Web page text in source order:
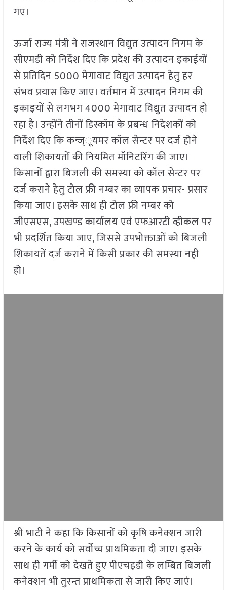
गए।
ऊर्जा राज्य मंत्री ने राजस्थान विद्युत उत्पादन निगम के
सीएमडी को निर्देश दिए कि प्रदेश की उत्पादन इकाईयों
से प्रतिदिन 5000 मेगावाट विद्युत उत्पादन हेतु हर
संभव प्रयास किए जाए। वर्तमान में उत्पादन निगम की
इकाइयों से लगभग 4000 मेगावाट विद्युत उत्पादन हो
रहा है। उन्होंने तीनों डिस्कॉम के प्रबन्ध निदेशकों को
निर्देश दिए कि कन्ज्ूयमर कॉल सेन्टर पर दर्ज होने
वाली शिकायतों की नियमित मॉनिटरिंग की जाए।
किसानों द्वारा बिजली की समस्या को कॉल सेन्टर पर
दर्ज कराने हेतु टोल फ्री नम्बर का व्यापक प्रचार- प्रसार
किया जाए। इसके साथ ही टोल फ्री नम्बर को
जीएसएस, उपखण्ड कार्यालय एवं एफआरटी व्हीकल पर
भी प्रदर्शित किया जाए, जिससे उपभोक्ताओं को बिजली
शिकायतें दर्ज कराने में किसी प्रकार की समस्या नही
हो।
श्री भाटी ने कहा कि किसानों को कृषि कनेक्शन जारी
करने के कार्य को सर्वोच्च प्राथमिकता दी जाए। इसके
साथ ही गर्मी को देखते हुए पीएचइडी के लम्बित बिजली
कनेक्शन भी तुरन्त प्राथमिकता से जारी किए जाएं।